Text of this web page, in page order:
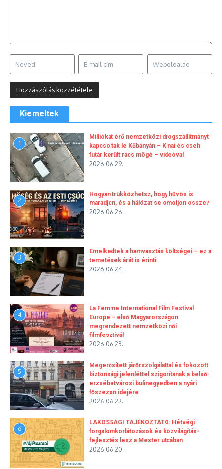
Kiemeltek
1
Milliókat érő nemzetközi drogszállítmányt
kapcsoltak le Kőbányán – Kínai és cseh
futár került rács mögé – videóval
2026.06.29.
2
Hogyan trükközhetsz, hogy hűvös is
maradjon, és a hálózat se omoljon össze?
2026.06.26.
3
Emelkedtek a hamvasztás költségei – ez a
temetések árát is érinti
2026.06.24.
4
La Femme International Film Festival
Europe – első Magyarországon
megrendezett nemzetközi női
filmfesztivál
2026.06.23.
5
Megerősített járőrszolgálattal és fokozott
biztonsági jelenléttel szigorítanak a belső-
erzsébetvárosi bulinegyedben a nyári
főszezon idejére
2026.06.22.
6
LAKOSSÁGI TÁJÉKOZTATÓ: Hétvégi
forgalomkorlátozások és közvilágítás-
fejlesztés lesz a Mester utcában
2026.06.20.